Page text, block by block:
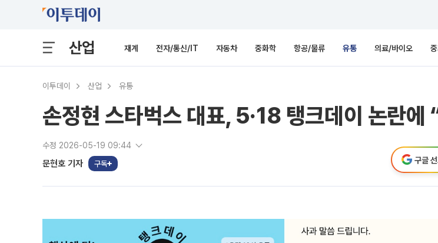
산업 재계 전자/통신/IT 자동차 중화학 항공/물류 유통 의료/바이오
이투데이 산업 유통
손정현 스타벅스 대표, 5·18 탱크데이 논란에
수정 2026-05-19 09:44
문현호 기자 구독 구글